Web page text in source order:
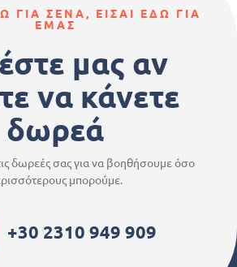
ΓΙΑ ΣΕΝΑ, ΕΙΣΑΙ ΕΔΩ ΓΙΑ
ΕΜΑΣ
μας αν
να κάνετε
δωρεά
δωρεές σας για να βοηθήσουμε όσο
μπορούμε.
+30 2310 949 909